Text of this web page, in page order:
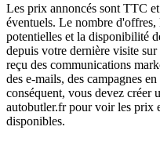
Les prix annoncés sont TTC
éventuels. Le nombre
potentielles et la disponibilité
depuis votre dernière visite
reçu des communications
des e-mails, des campagnes
conséquent, vous devez créer
autobutler.fr pour voir les prix
disponibles.